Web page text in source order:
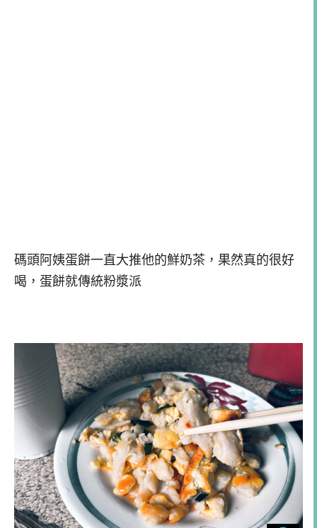
碼頭阿姨蛋餅一直大推他的鮮奶茶，果然真的很好
喝，蛋餅就傳統粉漿派